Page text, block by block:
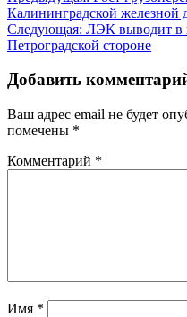
по
записям
Калининградской железной
Следующая: ЛЭК выводит в
Петроградской стороне
Добавить
Ваш адрес email не будет
помечены *
Комментарий *
Имя *